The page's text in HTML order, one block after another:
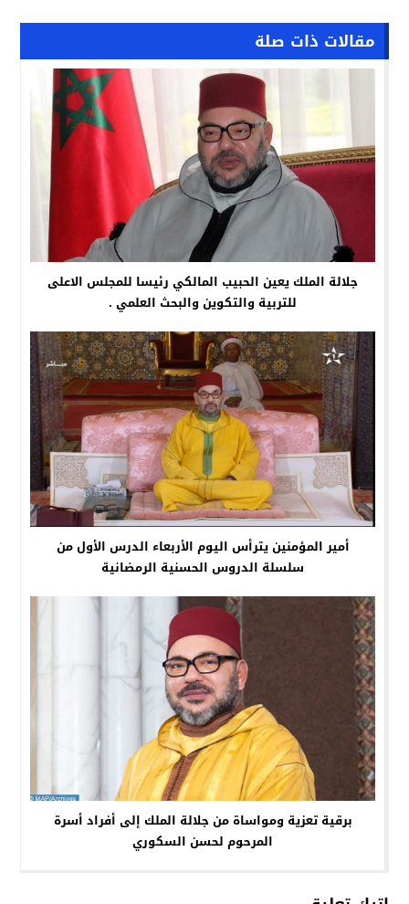
مقالات ذات صلة
جلالة الملك يعين الحبيب المالكي رئيسا للمجلس الاعلى
للتربية والتكوين والبحث العلمي .
أمير المؤمنين يترأس اليوم الأربعاء الدرس الأول من
سلسلة الدروس الحسنية الرمضانية
برقية تعزية ومواساة من جلالة الملك إلى أفراد أسرة
المرحوم لحسن السكوري